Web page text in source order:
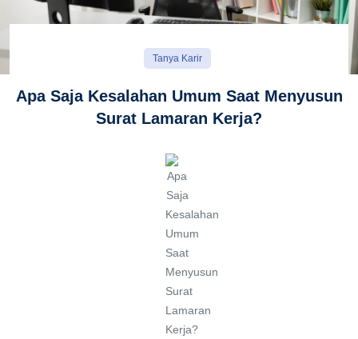
Tanya Karir
Apa Saja Kesalahan Umum Saat Menyusun
Surat Lamaran Kerja?